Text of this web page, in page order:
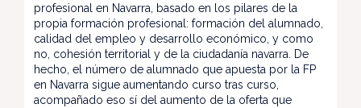
profesional en Navarra, basado en los pilares de la
propia formación profesional: formación del alumnado,
calidad del empleo y desarrollo económico, y como
no, cohesión territorial y de la ciudadanía navarra. De
hecho, el número de alumnado que apuesta por la FP
en Navarra sigue aumentando curso tras curso,
acompañado eso sí del aumento de la oferta que